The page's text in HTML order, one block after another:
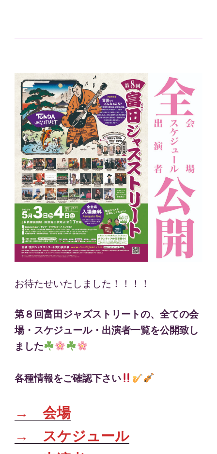
お待たせいたしました！！！！
第８回富田ジャズストリートの、全ての会
場・スケジュール・出演者一覧を公開致し
ました
各種情報をご確認下さい
→ 会場
→ スケジュール